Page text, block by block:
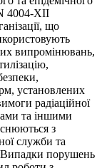
4004-XII
що
випромінювань,
установлених
радіаційної
та іншими
з
служби та
Випадки порушень